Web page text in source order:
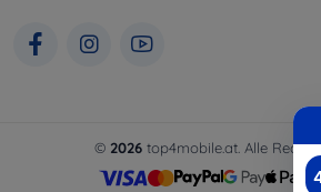
© 2026top4mobile.at. Alle